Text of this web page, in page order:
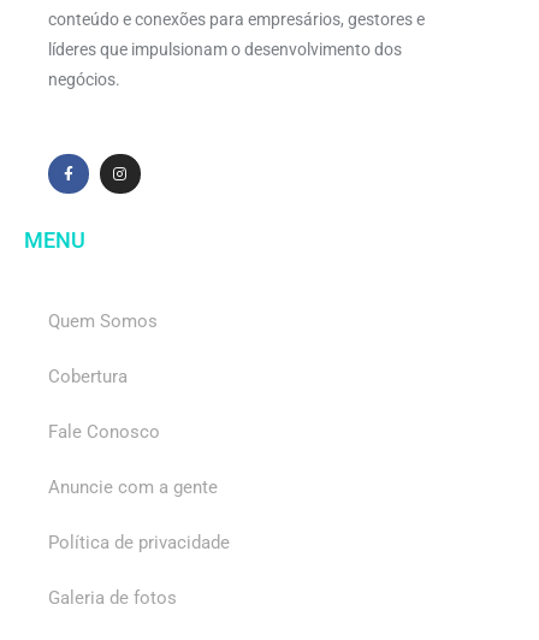
conteúdo e conexões para empresários, gestores e
líderes que impulsionam o desenvolvimento dos
negócios.
MENU
Quem Somos
Cobertura
Fale Conosco
Anuncie com a gente
Política de privacidade
Galeria de fotos